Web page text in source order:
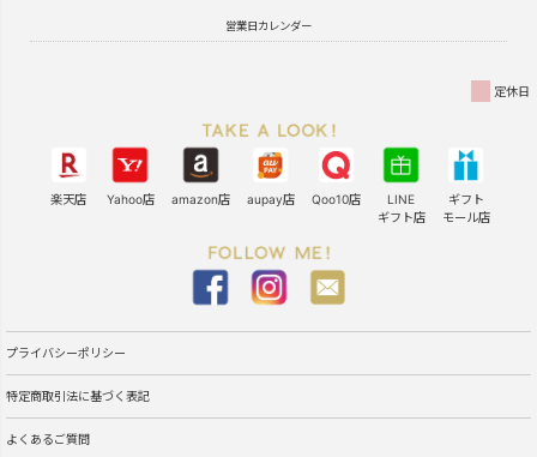
営業日カレンダー
定休日
楽天店 Yahoo店 amazon店 aupay店 Qoo10店
LINE
ギフト店
ギフト
モール店
プライバシーポリシー
特定商取引法に基づく表記
よくあるご質問